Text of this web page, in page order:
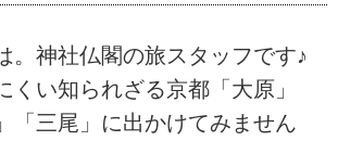
。神社仏閣の旅スタッフです♪
くい知られざる京都「大原」
「三尾」に出かけてみません